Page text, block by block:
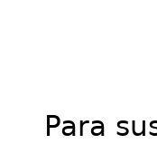
Para